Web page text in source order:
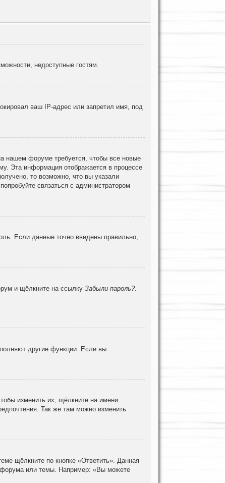
недоступные гостям.
ваш IP-адрес или запретил имя, под
нашем форуме требуется, чтобы все новые
Эта информация отображается в процессе
то возможно, что вы указали
связаться с администратором
Если данные точно введены правильно,
и щёлкните на ссылку Забыли пароль?.
другие функции. Если вы
изменить их, щёлкните на имени
Так же там можно изменить
щёлкните по кнопке «Ответить». Данная
форума или темы. Например: «Вы можете